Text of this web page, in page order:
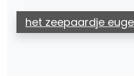
het zeepaardje